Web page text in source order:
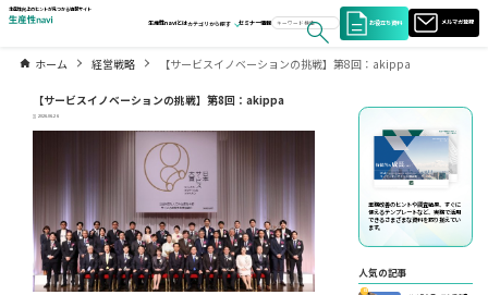
生産性向上のヒントが見つかる情報サイト
生産性naviとはカテゴリから探す セミナー情報 お役立ち資料 メルマガ登録
ホーム 経営戦略 【サービスイノベーションの挑戦】第8回：akippa
【サービスイノベーションの挑戦】第8回：akippa
2026.06.26
業務改善のヒントや調査結果、すぐに
使えるテンプレートなど、実務で活用
できるさまざまな資料を取り揃えてい
ます。
人気の記事
01